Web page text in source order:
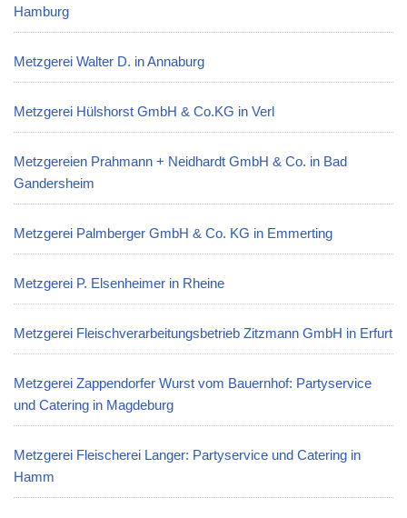
Hamburg
Metzgerei Walter D. in Annaburg
Metzgerei Hülshorst GmbH & Co.KG in Verl
Metzgereien Prahmann + Neidhardt GmbH & Co. in Bad
Gandersheim
Metzgerei Palmberger GmbH & Co. KG in Emmerting
Metzgerei P. Elsenheimer in Rheine
Metzgerei Fleischverarbeitungsbetrieb Zitzmann GmbH in Erfurt
Metzgerei Zappendorfer Wurst vom Bauernhof: Partyservice
und Catering in Magdeburg
Metzgerei Fleischerei Langer: Partyservice und Catering in
Hamm